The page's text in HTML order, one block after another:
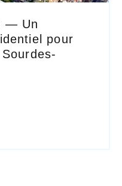
— Un
pour